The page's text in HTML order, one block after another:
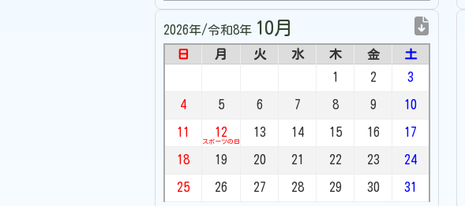
2026年/令和8年 10月
日 月 火 水 木 金
土
1
2 3
4 5 6 7 8 9 10
11 12
スポーツの日
13 14 15 16 17
18 19 20 21 22 23 24
25 26 27 28 29 30 31